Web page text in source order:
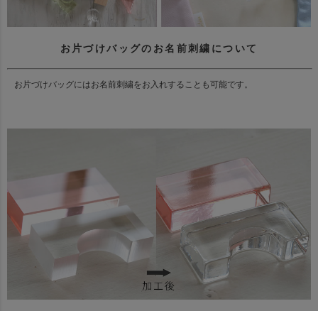
お片づけバッグのお名前刺繍について
お片づけバッグにはお名前刺繍をお入れすることも可能です。